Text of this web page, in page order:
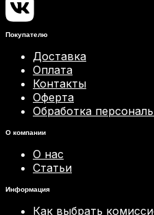
Покупателю
Доставка
Оплата
Контакты
Оферта
Обработка
О компании
О нас
Статьи
Информация
Как выбрать